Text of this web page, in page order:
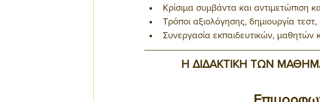
Κρίσιμα συμβάντα και αντιμετώπιση
Τρόποι αξιολόγησης, δημιουργία
Συνεργασία εκπαιδευτικών, μαθητών
Η ΔΙΔΑΚΤΙΚΗ ΤΩΝ